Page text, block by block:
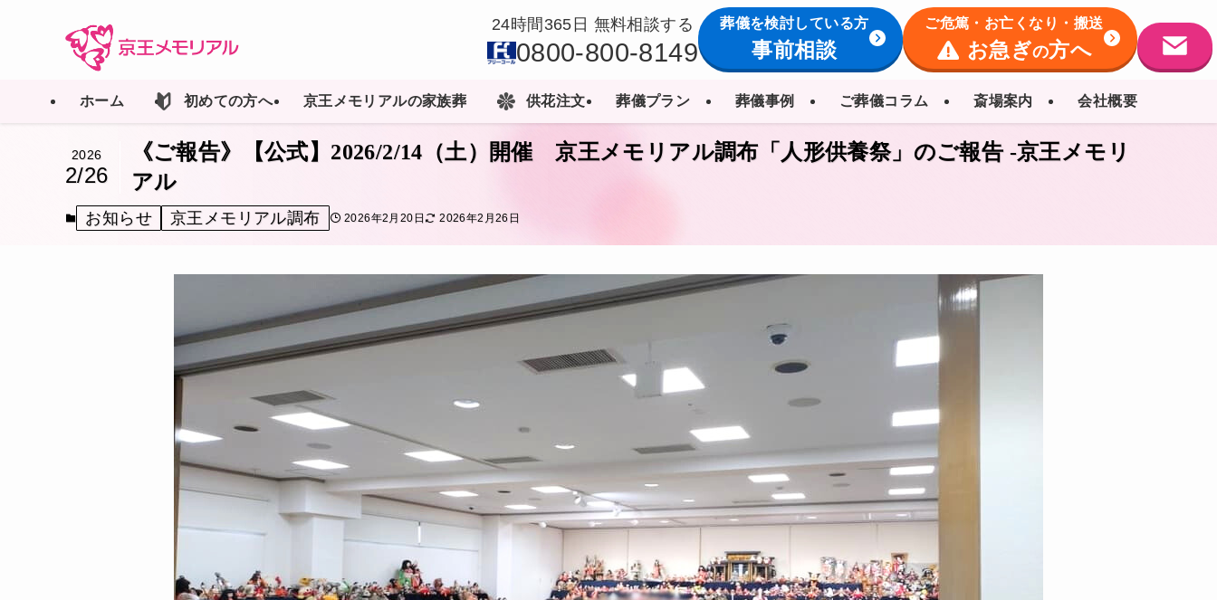
ホーム 初めての方へ 京王メモリアルの家族葬 供花注文 葬儀プラン 葬儀事例 ご葬儀コラム 斎場案内 会社概要
24時間365日 無料相談する
0800-800-8149
葬儀を検討している方
事前相談
ご危篤・お亡くなり・搬送
お急ぎの方へ
《ご報告》【公式】2026/2/14（土）開催 京王メモリアル調布「人形供養祭」のご報告 -京王メモリ
アル
2026
2/26
お知らせ 京王メモリアル調布 2026年2月20日 2026年2月26日